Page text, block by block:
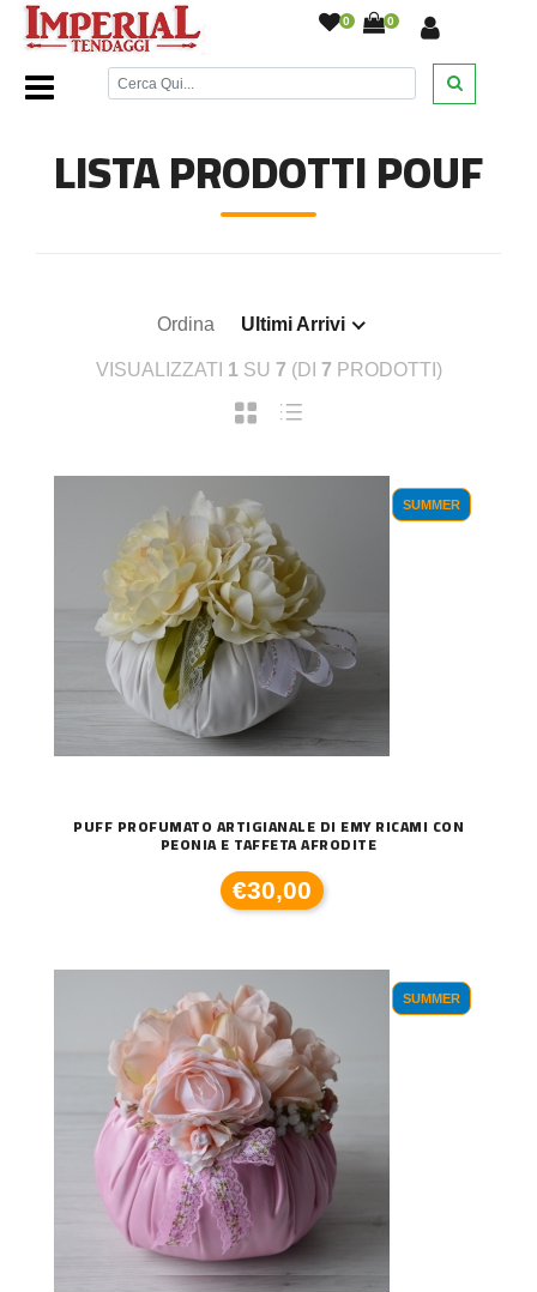
0 0
Home Page/Emy Ricami/Pouf/
LISTA PRODOTTI POUF
Ordina Ultimi Arrivi
VISUALIZZATI 1 SU 7 (DI 7 PRODOTTI)
SUMMER
PUFF PROFUMATO ARTIGIANALE DI EMY RICAMI CON
PEONIA E TAFFETA AFRODITE
€30,00
SUMMER